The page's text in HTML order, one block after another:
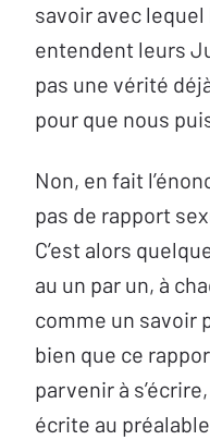
savoir avec
entendent leurs
pas une vérité
pour que nous
Non, en fait
pas de rapport
C’est alors
au un par un, à
comme un savoir
bien que ce
parvenir à
écrite au